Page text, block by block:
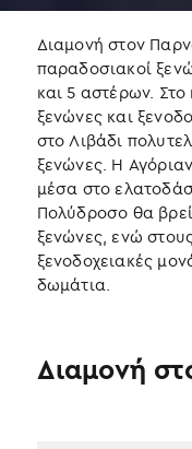
b
o
o
k
t
e
r
e
d
n
Διαμονή στον
παραδοσιακοί
και 5 αστέρων.
ξενώνες και
στο Λιβάδι
ξενώνες. Η
μέσα στο
Πολύδροσο θα
ξενώνες, ενώ
ξενοδοχειακές
δωμάτια.
Διαμονή